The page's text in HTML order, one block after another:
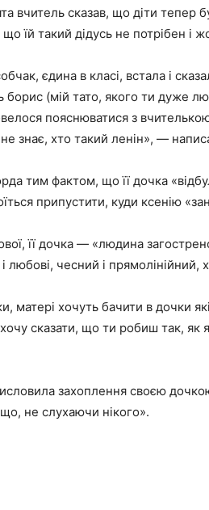
вчитель сказав, що діти тепер
що їй такий дідусь не потрібен
єдина в класі, встала і
(мій тато, якого ти дуже
пояснюватися з
знає, хто такий ленін», —
тим фактом, що її дочка
припустити, куди ксенію
її дочка — «людина
любові, чесний і
матері хочуть бачити в дочки
сказати, що ти робиш так, як
захоплення своєю
не слухаючи нікого».